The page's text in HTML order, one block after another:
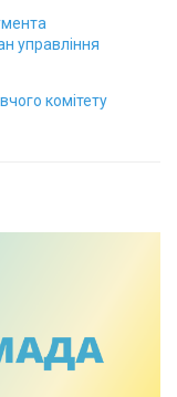
управління
комітету